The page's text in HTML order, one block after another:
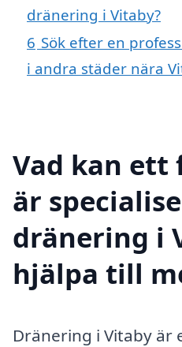
dränering i Vitaby?
6 Sök efter en
i andra städer nära
Vad kan ett
är
dränering i
hjälpa till
Dränering i Vitaby är